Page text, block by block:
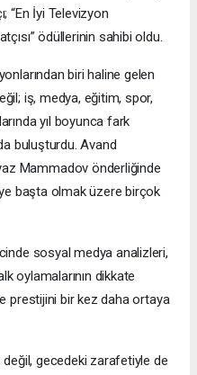
“En İyi Televizyon
ödüllerinin sahibi oldu.
biri haline gelen
iş, medya, eğitim, spor,
yıl boyunca fark
buluşturdu. Avand
Mammadov önderliğinde
başta olmak üzere birçok
sosyal medya analizleri,
oylamalarının dikkate
prestijini bir kez daha ortaya
değil, gecedeki zarafetiyle de